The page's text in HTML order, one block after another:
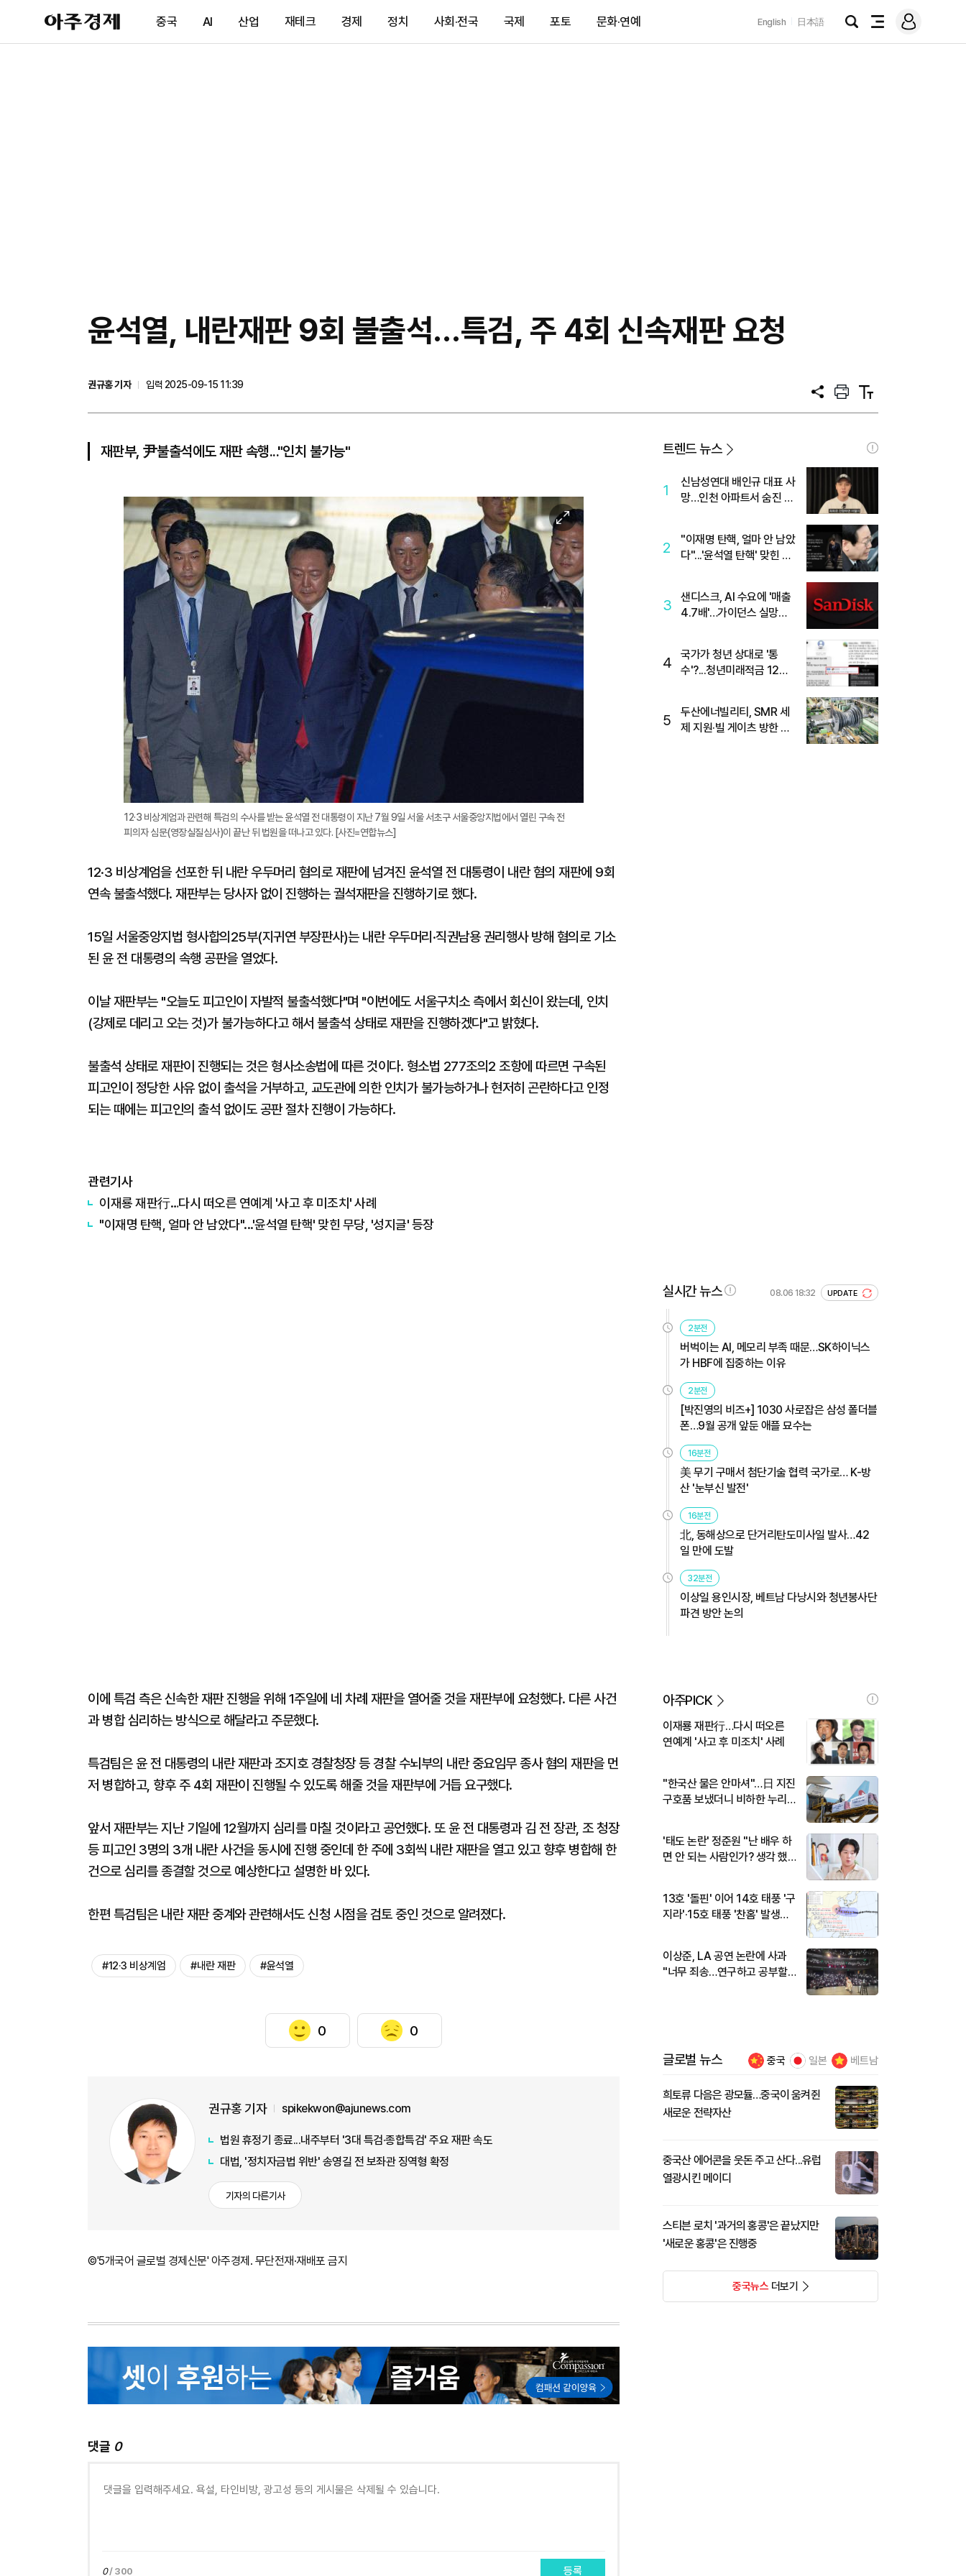
아
주
제
중국 AI 산업 재테크 경제 정치 사회·전국 국제 포토 문화·연예 English 日本語
검
전
메
그
윤석열, 내란재판 9회 불출석…특검, 주 4회 신속재판 요청
권규홍 기자
입력 2025-09-15 11:39
공
프
트
텍
트
재판부, 尹불출석에도 재판 속행..."인치 불가능"
이
미
지
확
대
12·3 비상계엄과 관련해 특검의 수사를 받는 윤석열 전 대통령이 지난 7월 9일 서울 서초구 서울중앙지법에서 열린 구속 전
피의자 심문(영장실질심사)이 끝난 뒤 법원을 떠나고 있다. [사진=연합뉴스]
12·3 비상계엄을 선포한 뒤 내란 우두머리 혐의로 재판에 넘겨진 윤석열 전 대통령이 내란 혐의 재판에 9회
연속 불출석했다. 재판부는 당사자 없이 진행하는 궐석재판을 진행하기로 했다.
15일 서울중앙지법 형사합의25부(지귀연 부장판사)는 내란 우두머리·직권남용 권리행사 방해 혐의로 기소
된 윤 전 대통령의 속행 공판을 열었다.
이날 재판부는 "오늘도 피고인이 자발적 불출석했다"며 "이번에도 서울구치소 측에서 회신이 왔는데, 인치
(강제로 데리고 오는 것)가 불가능하다고 해서 불출석 상태로 재판을 진행하겠다"고 밝혔다.
불출석 상태로 재판이 진행되는 것은 형사소송법에 따른 것이다. 형소법 277조의2 조항에 따르면 구속된
피고인이 정당한 사유 없이 출석을 거부하고, 교도관에 의한 인치가 불가능하거나 현저히 곤란하다고 인정
되는 때에는 피고인의 출석 없이도 공판 절차 진행이 가능하다.
관련기사
이재룡 재판行…다시 떠오른 연예계 '사고 후 미조치' 사례
"이재명 탄핵, 얼마 안 남았다"...'윤석열 탄핵' 맞힌 무당, '성지글' 등장
이에 특검 측은 신속한 재판 진행을 위해 1주일에 네 차례 재판을 열어줄 것을 재판부에 요청했다. 다른 사건
과 병합 심리하는 방식으로 해달라고 주문했다.
특검팀은 윤 전 대통령의 내란 재판과 조지호 경찰청장 등 경찰 수뇌부의 내란 중요임무 종사 혐의 재판을 먼
저 병합하고, 향후 주 4회 재판이 진행될 수 있도록 해줄 것을 재판부에 거듭 요구했다.
앞서 재판부는 지난 기일에 12월까지 심리를 마칠 것이라고 공언했다. 또 윤 전 대통령과 김 전 장관, 조 청장
등 피고인 3명의 3개 내란 사건을 동시에 진행 중인데 한 주에 3회씩 내란 재판을 열고 있고 향후 병합해 한
건으로 심리를 종결할 것으로 예상한다고 설명한 바 있다.
한편 특검팀은 내란 재판 중계와 관련해서도 신청 시점을 검토 중인 것으로 알려졌다.
#12·3 비상계엄 #내란 재판 #윤석열
0 0
권규홍 기자 spikekwon@ajunews.com
법원 휴정기 종료...내주부터 '3대 특검·종합특검' 주요 재판 속도
대법, '정치자금법 위반' 송영길 전 보좌관 징역형 확정
기자의 다른기사
©'5개국어 글로벌 경제신문' 아주경제. 무단전재·재배포 금지
댓글 0
0/ 300 등록
트렌드 뉴스
1
신남성연대 배인규 대표 사
망…인천 아파트서 숨진 채
2
"이재명 탄핵, 얼마 안 남았
다"...'윤석열 탄핵' 맞힌 무
3
샌디스크, AI 수요에 '매출
4.7배'…가이던스 실망에
4
국가가 청년 상대로 '통
수'?...청년미래적금 12%
5
두산에너빌리티, SMR 세
제 지원·빌 게이츠 방한 기
실시간 뉴스 08.06 18:32 UPDATE
2분전
버벅이는 AI, 메모리 부족 때문…SK하이닉스
가 HBF에 집중하는 이유
2분전
[박진영의 비즈+] 1030 사로잡은 삼성 폴더블
폰…9월 공개 앞둔 애플 묘수는
16분전
美 무기 구매서 첨단기술 협력 국가로… K-방
산 '눈부신 발전'
16분전
北, 동해상으로 단거리탄도미사일 발사…42
일 만에 도발
32분전
이상일 용인시장, 베트남 다낭시와 청년봉사단
파견 방안 논의
아주PICK
이재룡 재판行…다시 떠오른
연예계 '사고 후 미조치' 사례
"한국산 물은 안마셔"…日 지진
구호품 보냈더니 비하한 누리
'태도 논란' 정준원 "난 배우 하
면 안 되는 사람인가? 생각 했
13호 '돌핀' 이어 14호 태풍 '구
지라'·15호 태풍 '찬홈' 발생…
이상준, LA 공연 논란에 사과
"너무 죄송…연구하고 공부할
글로벌 뉴스 중국 일본 베트남
희토류 다음은 광모듈…중국이 움켜쥔
새로운 전략자산
중국산 에어콘을 웃돈 주고 산다...유럽
열광시킨 메이디
스티븐 로치 '과거의 홍콩'은 끝났지만
'새로운 홍콩'은 진행중
중국뉴스더보기